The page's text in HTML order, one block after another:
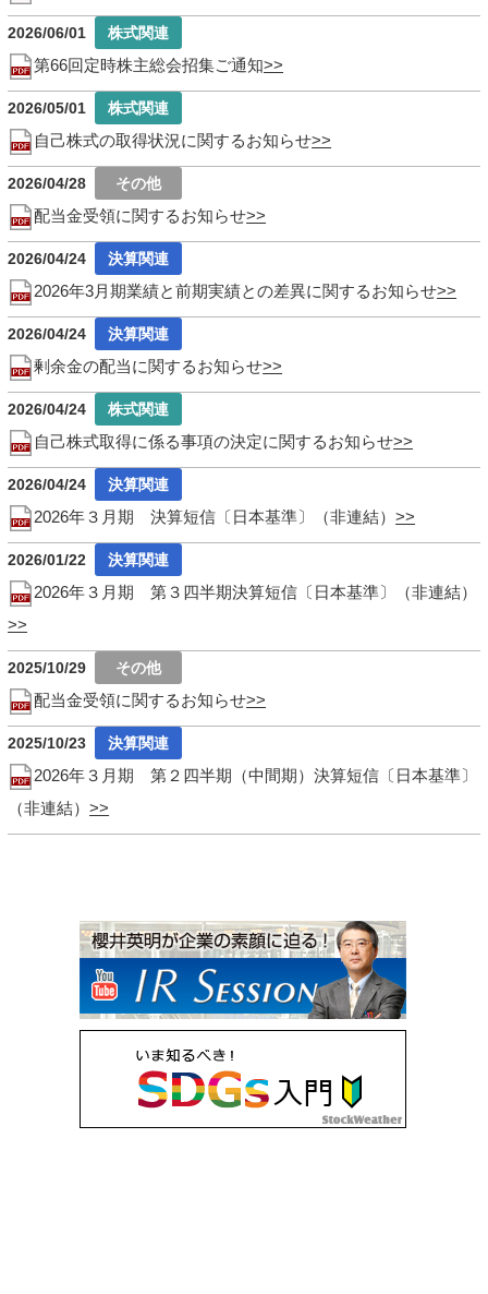
2026/06/01
第66回定時株主総会招集ご通知
2026/05/01
自己株式の取得状況に関するお知らせ
2026/04/28
配当金受領に関するお知らせ
2026/04/24
2026年3月期業績と前期実績との差異に関するお知らせ
2026/04/24
剰余金の配当に関するお知らせ
2026/04/24
自己株式取得に係る事項の決定に関するお知らせ
2026/04/24
2026年３月期 決算短信〔日本基準〕（非連結）
2026/01/22
2026年３月期 第３四半期決算短信〔日本基準〕（非連結）
2025/10/29
配当金受領に関するお知らせ
2025/10/23
2026年３月期 第２四半期（中間期）決算短信〔日本基準〕
（非連結）